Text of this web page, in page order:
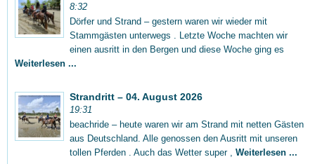
8:32
Dörfer und Strand – gestern waren wir wieder mit
Stammgästen unterwegs . Letzte Woche machten wir
einen ausritt in den Bergen und diese Woche ging es
Weiterlesen ...
Strandritt – 04. August 2026
19:31
beachride – heute waren wir am Strand mit netten Gästen
aus Deutschland. Alle genossen den Ausritt mit unseren
tollen Pferden . Auch das Wetter super , Weiterlesen ...